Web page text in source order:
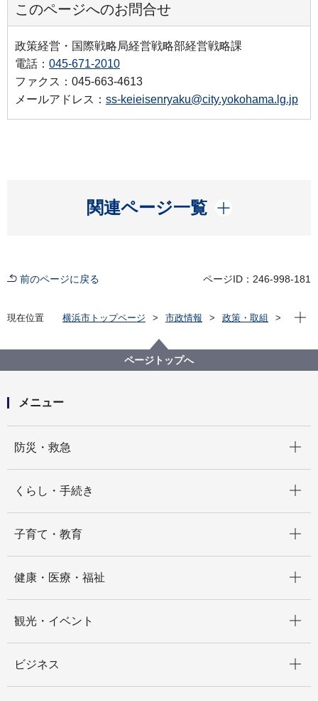
このページへのお問合せ
政策経営・国際戦略局経営戦略部経営戦略課
電話： 045-671-2010
ファクス：045-663-4613
メールアドレス： ss-keieisenryaku@city.yokohama.lg.jp
関連ページ一覧
開く
前のページに戻る ページID：246-998-181
現在位置 横浜市トップページ 市政情報
政策・取組
横浜市中期計画2026～2029
新たな中期計画の基本的方向についての意見募集（こ
ども向け）
現在
ページトップへ
メニュー
防災・救急
くらし・手続き
子育て・教育
健康・医療・福祉
観光・イベント
ビジネス